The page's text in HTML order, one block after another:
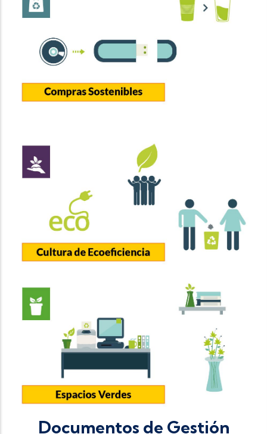
Documentos de Gestión